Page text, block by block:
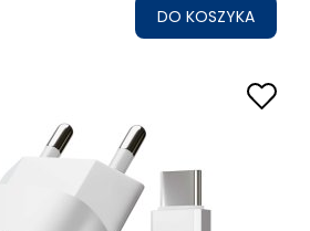
DO KOSZYKA